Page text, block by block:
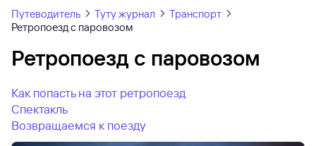
Путеводитель Туту журнал
Транспорт
Ретропоезд с паровозом
Ретропоезд с паровозом
Как попасть на этот ретропоезд
Спектакль
Возвращаемся к поезду